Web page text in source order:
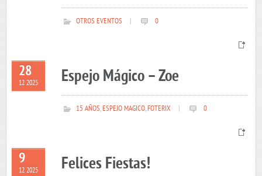
OTROS EVENTOS 0
28
12 2025 Espejo Mágico – Zoe
15 AÑOS,ESPEJO MAGICO,FOTERIX 0
9
12 2025 Felices Fiestas!